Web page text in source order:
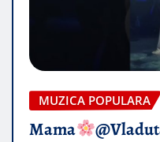
MUZICA POPULARA
Mama